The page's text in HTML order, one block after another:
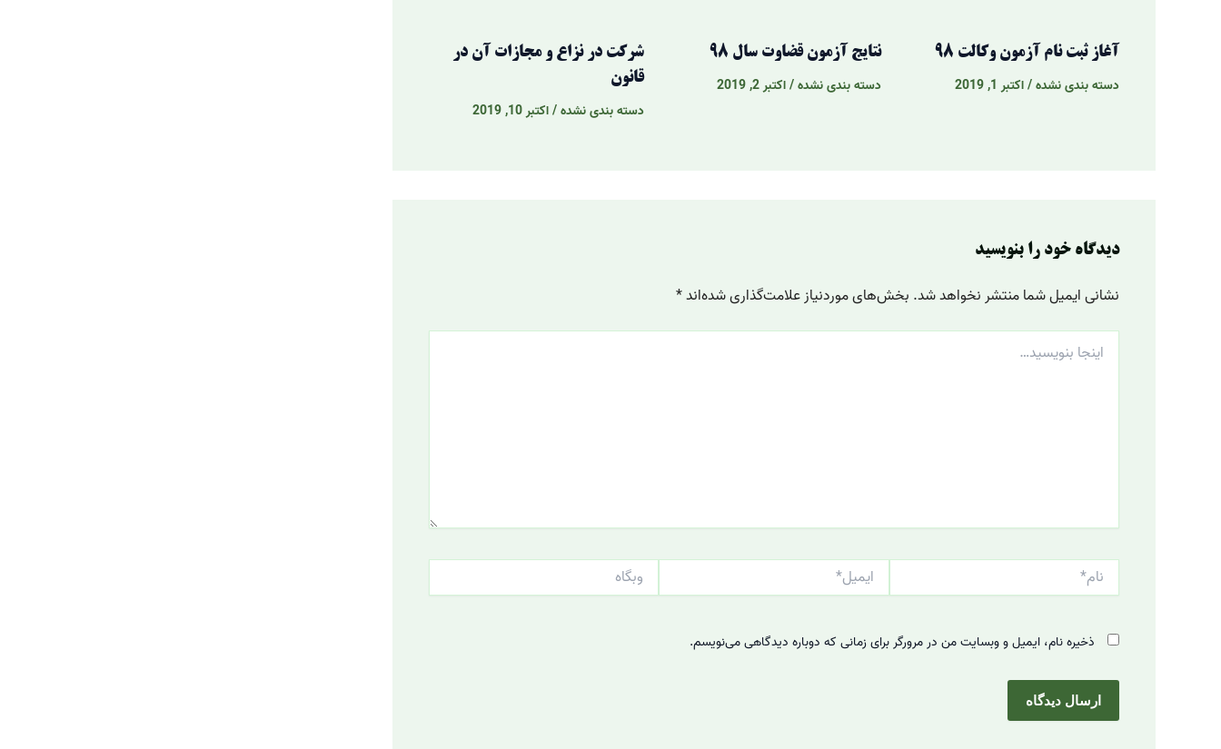
آغاز ثبت نام آزمون وکالت 98
دسته بندی نشده/اکتبر 1, 2019
نتایج آزمون قضاوت سال 98
دسته بندی نشده/اکتبر 2, 2019
شرکت در نزاع و مجازات آن در
قانون
دسته بندی نشده/اکتبر 10, 2019
دیدگاه‌ خود را بنویسید
نشانی ایمیل شما منتشر نخواهد شد. بخش‌های موردنیاز علامت‌گذاری شده‌اند*
اینجا
بنویسید…
نام* ایمیل* وبگاه
ذخیره نام، ایمیل و وبسایت من در مرورگر برای زمانی که دوباره دیدگاهی می‌نویسم.